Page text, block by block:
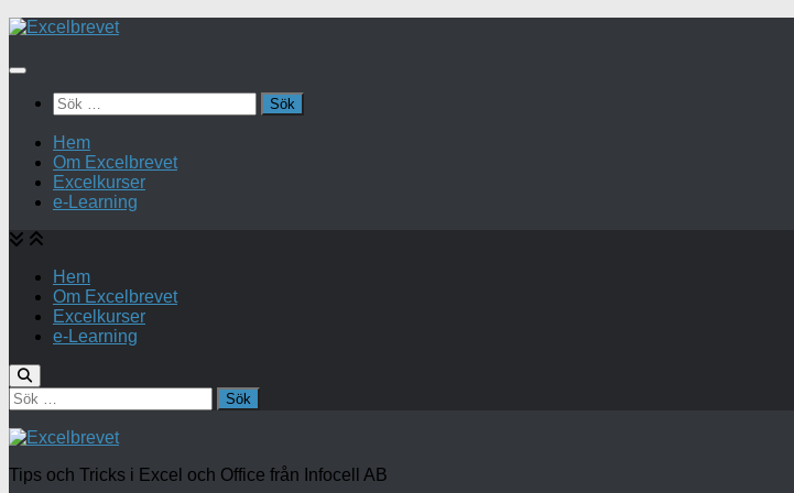
Under
Sök
efter:
Hem
Om Excelbrevet
Excelkurser
e-Learning
Hem
Om Excelbrevet
Excelkurser
e-Learning
Sök
efter:
Tips och Tricks i Excel och Office från Infocell AB